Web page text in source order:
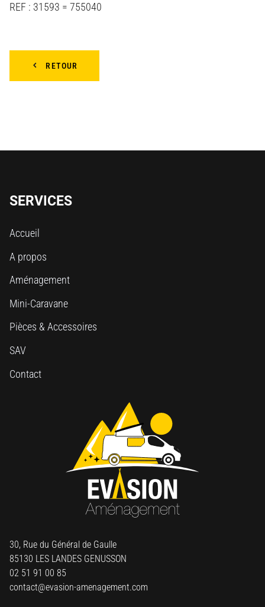
REF : 31593 = 755040
RETOUR
SERVICES
Accueil
A propos
Aménagement
Mini-Caravane
Pièces & Accessoires
SAV
Contact
30, Rue du Général de Gaulle
85130 LES LANDES GENUSSON
02 51 91 00 85
contact@evasion-amenagement.com